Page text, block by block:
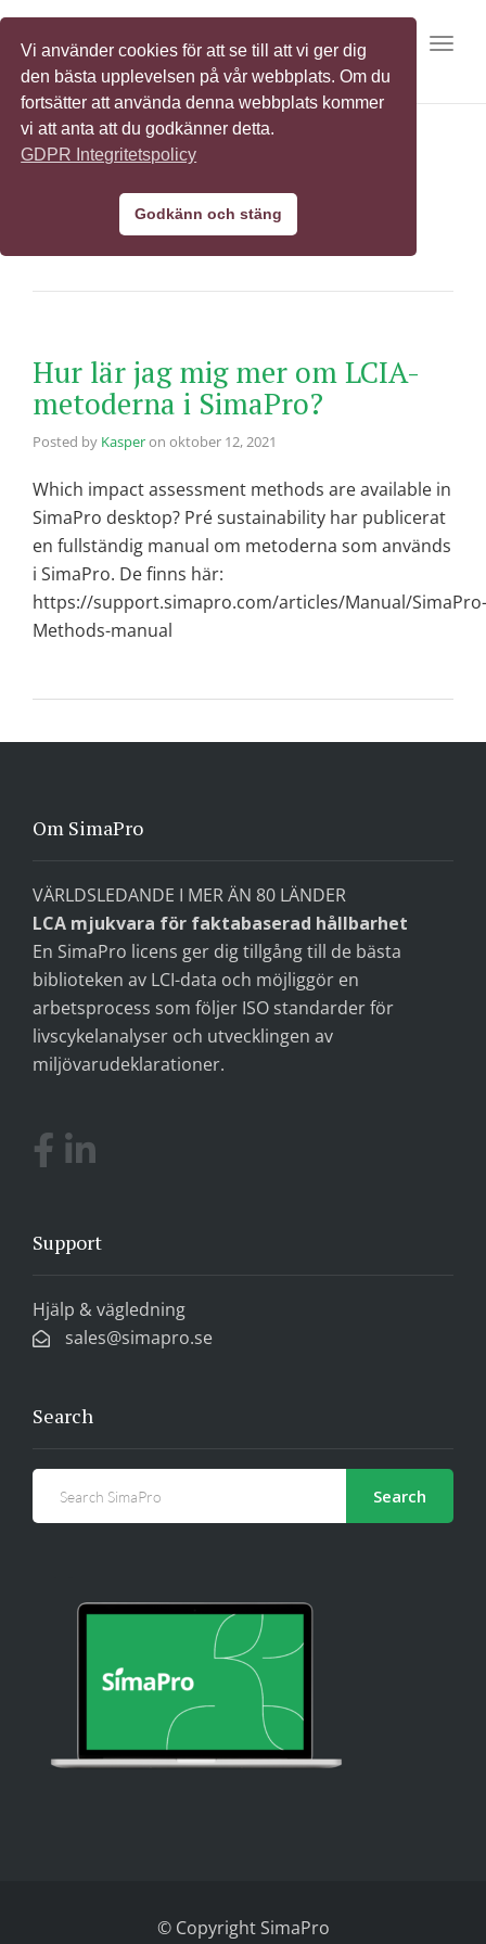
LCIA
Hur lär jag mig mer om LCIA-
metoderna i SimaPro?
Posted by Kasperon oktober 12, 2021
Which impact assessment methods are available in
SimaPro desktop? Pré sustainability har publicerat
en fullständig manual om metoderna som används
i SimaPro. De finns här:
https://support.simapro.com/articles/Manual/SimaPro-
Methods-manual
Om SimaPro
VÄRLDSLEDANDE I MER ÄN 80 LÄNDER
LCA mjukvara för faktabaserad hållbarhet
En SimaPro licens ger dig tillgång till de bästa
biblioteken av LCI-data och möjliggör en
arbetsprocess som följer ISO standarder för
livscykelanalyser och utvecklingen av
miljövarudeklarationer.
Support
Hjälp & vägledning
sales@simapro.se
Search
Search
© Copyright SimaPro
Vi använder cookies för att se till att vi ger dig
den bästa upplevelsen på vår webbplats. Om du
fortsätter att använda denna webbplats kommer
vi att anta att du godkänner detta.
GDPR Integritetspolicy
Godkänn och stäng